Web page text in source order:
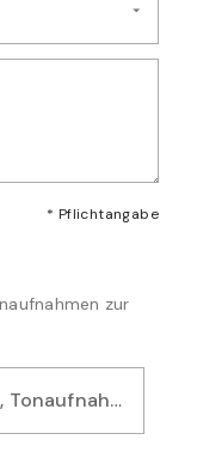
Art aus
* Pflichtangabe
zur
Anhänge (Bilder, Videos, Tonaufnahmen)*